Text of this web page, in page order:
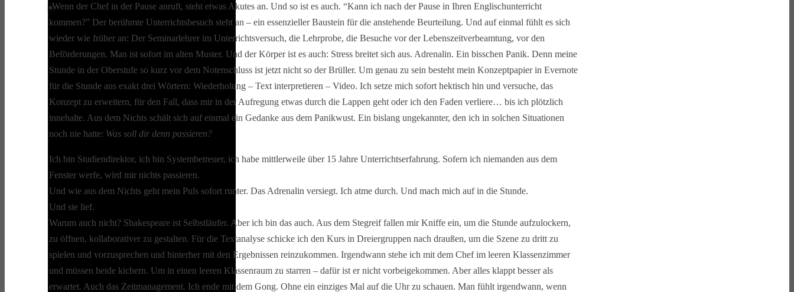
Wenn der Chef in der Pause anruft, steht etwas Akutes an. Und so ist es auch. “Kann ich nach der Pause in Ihren Englischunterricht
kommen?” Der berühmte Unterrichtsbesuch steht an – ein essenzieller Baustein für die anstehende Beurteilung. Und auf einmal fühlt es sich
wieder wie früher an: Der Seminarlehrer im Unterrichtsversuch, die Lehrprobe, die Besuche vor der Lebenszeitverbeamtung, vor den
Beförderungen. Man ist sofort im alten Muster. Und der Körper ist es auch: Stress breitet sich aus. Adrenalin. Ein bisschen Panik. Denn meine
Stunde in der Oberstufe so kurz vor dem Notenschluss ist jetzt nicht so der Brüller. Um genau zu sein besteht mein Konzeptpapier in Evernote
für die Stunde aus exakt drei Wörtern: Wiederholung – Text interpretieren – Video. Ich setze mich sofort hektisch hin und versuche, das
Konzept zu erweitern, für den Fall, dass mir in der Aufregung etwas durch die Lappen geht oder ich den Faden verliere… bis ich plötzlich
innehalte. Aus dem Nichts schält sich auf einmal ein Gedanke aus dem Panikwust. Ein bislang ungekannter, den ich in solchen Situationen
noch nie hatte: Was soll dir denn passieren?
Ich bin Studiendirektor, ich bin Systembetreuer, ich habe mittlerweile über 15 Jahre Unterrichtserfahrung. Sofern ich niemanden aus dem
Fenster werfe, wird mir nichts passieren.
Und wie aus dem Nichts geht mein Puls sofort runter. Das Adrenalin versiegt. Ich atme durch. Und mach mich auf in die Stunde.
Und sie lief.
Warum auch nicht? Shakespeare ist Selbstläufer. Aber ich bin das auch. Aus dem Stegreif fallen mir Kniffe ein, um die Stunde aufzulockern,
zu öffnen, kollaborativer zu gestalten. Für die Textanalyse schicke ich den Kurs in Dreiergruppen nach draußen, um die Szene zu dritt zu
spielen und vorzusprechen und hinterher mit den Ergebnissen reinzukommen. Irgendwann stehe ich mit dem Chef im leeren Klassenzimmer
und müssen beide kichern. Um in einen leeren Klassenraum zu starren – dafür ist er nicht vorbeigekommen. Aber alles klappt besser als
erwartet. Auch das Zeitmanagement. Ich ende mit dem Gong. Ohne ein einziges Mal auf die Uhr zu schauen. Man fühlt irgendwann, wenn